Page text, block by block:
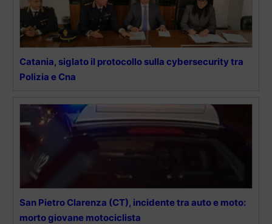
Catania, siglato il protocollo sulla cybersecurity tra
Polizia e Cna
San Pietro Clarenza (CT), incidente tra auto e moto:
morto giovane motociclista